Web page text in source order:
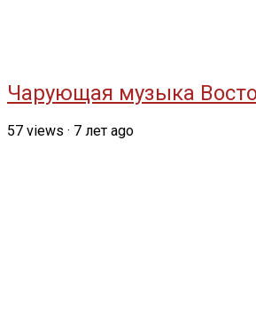
Чарующая музыка
57 views · 7 лет ago